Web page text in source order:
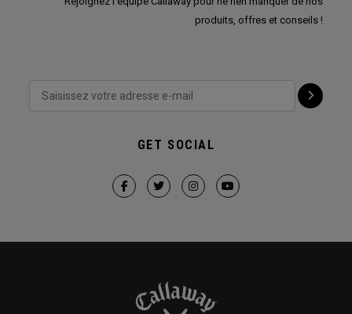
produits, offres et conseils !
GET SOCIAL